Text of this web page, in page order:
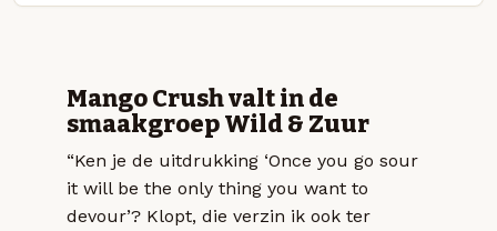
Mango Crush valt in de
smaakgroep Wild & Zuur
“Ken je de uitdrukking ‘Once you go sour
it will be the only thing you want to
devour’? Klopt, die verzin ik ook ter